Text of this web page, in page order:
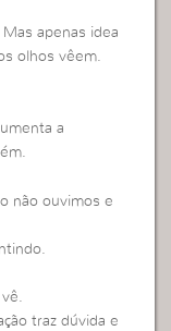
apenas idea
olhos vêem.
a
não ouvimos e
traz dúvida e